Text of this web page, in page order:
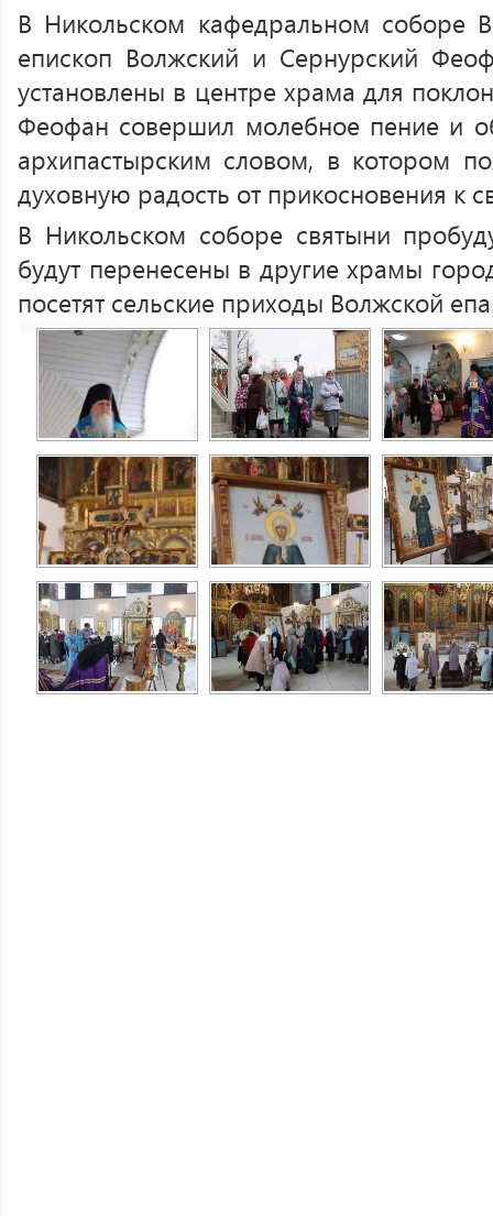
В Никольском кафедральном соборе
епископ Волжский и Сернурский
установлены в центре храма для
Феофан совершил молебное пение и
архипастырским словом, в котором
духовную радость от прикосновения к
В Никольском соборе святыни
будут перенесены в другие храмы
посетят сельские приходы Волжской